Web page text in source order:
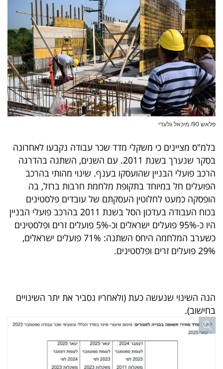
אחרינו:
פלאש 90/ מיכאל גלעדי
בלמ"ס מציינים כי משקלי מדד שכר עבודה נקבעו לאחרונה
בסקר שנערך בשנת 2011. עם השנים, השתנה בהדרגה
הרכב פועלי הבניין שהועסקו בענף. שינוי מהותי בהרכב
הפועלים חל במיוחד בתקופת מלחמת חרבות ברזל, בה
הופסקה כמעט לחלוטין העסקתם של עובדים פלסטינים
בכוח העבודה בעדכון הסל בשנת 2011 בהרכב פועלי הבניין
היו כ-95% פועלים ישראלים וכ-5% פועלים זרים ופלסטינים
כשערב המלחמה היחס השתנה: 71% פועלים ישראלים,
29% פועלים זרים ופלסטינים.
הנה השינוי שנעשה כעת (ולאחריו נסביר את יתר השינויים
בחישוב).